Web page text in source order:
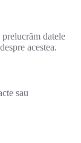
datele
acestea.
sau